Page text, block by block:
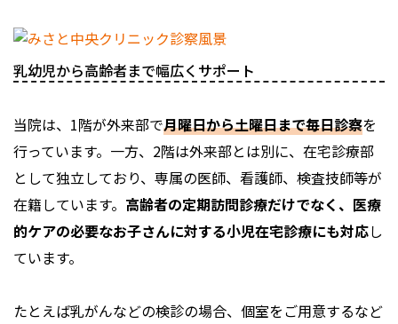
乳幼児から高齢者まで幅広くサポート
当院は、1階が外来部で月曜日から土曜日まで毎日診察を
行っています。一方、2階は外来部とは別に、在宅診療部
として独立しており、専属の医師、看護師、検査技師等が
在籍しています。 高齢者の定期訪問診療だけでなく、医療
的ケアの必要なお子さんに対する小児在宅診療にも対応し
ています。
たとえば乳がんなどの検診の場合、個室をご用意するなど